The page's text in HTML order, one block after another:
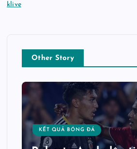
klive
Other Story
KẾT QUẢ BÓNG ĐÁ